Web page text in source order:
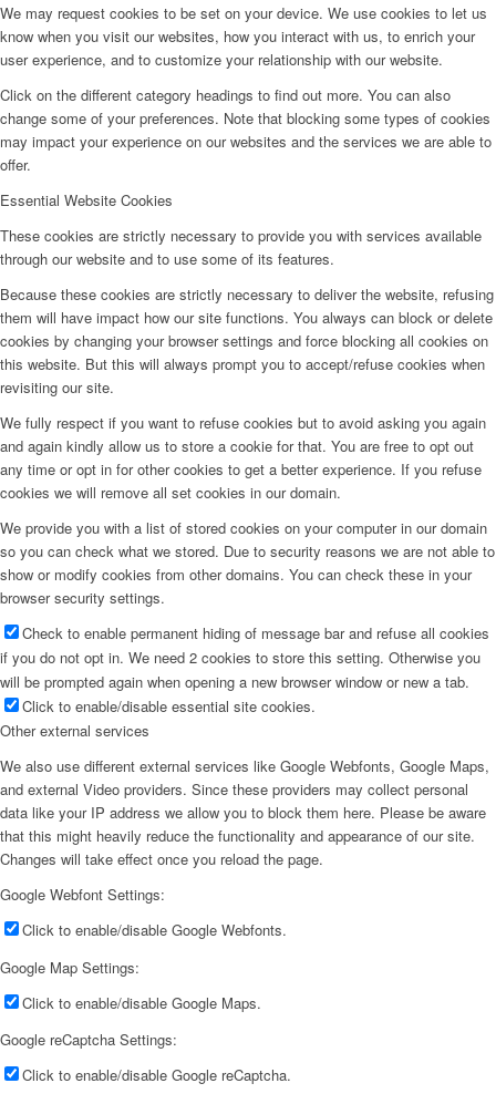
We may request cookies to be set on your device. We use cookies to let us
know when you visit our websites, how you interact with us, to enrich your
user experience, and to customize your relationship with our website.
Click on the different category headings to find out more. You can also
change some of your preferences. Note that blocking some types of cookies
may impact your experience on our websites and the services we are able to
offer.
Essential Website Cookies
These cookies are strictly necessary to provide you with services available
through our website and to use some of its features.
Because these cookies are strictly necessary to deliver the website, refusing
them will have impact how our site functions. You always can block or delete
cookies by changing your browser settings and force blocking all cookies on
this website. But this will always prompt you to accept/refuse cookies when
revisiting our site.
We fully respect if you want to refuse cookies but to avoid asking you again
and again kindly allow us to store a cookie for that. You are free to opt out
any time or opt in for other cookies to get a better experience. If you refuse
cookies we will remove all set cookies in our domain.
We provide you with a list of stored cookies on your computer in our domain
so you can check what we stored. Due to security reasons we are not able to
show or modify cookies from other domains. You can check these in your
browser security settings.
Check to enable permanent hiding of message bar and refuse all cookies
if you do not opt in. We need 2 cookies to store this setting. Otherwise you
will be prompted again when opening a new browser window or new a tab.
Click to enable/disable essential site cookies.
Other external services
We also use different external services like Google Webfonts, Google Maps,
and external Video providers. Since these providers may collect personal
data like your IP address we allow you to block them here. Please be aware
that this might heavily reduce the functionality and appearance of our site.
Changes will take effect once you reload the page.
Google Webfont Settings:
Click to enable/disable Google Webfonts.
Google Map Settings:
Click to enable/disable Google Maps.
Google reCaptcha Settings:
Click to enable/disable Google reCaptcha.